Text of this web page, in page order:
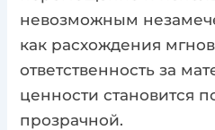
невозможным
как расхождения
ответственность за
ценности становится
прозрачной.